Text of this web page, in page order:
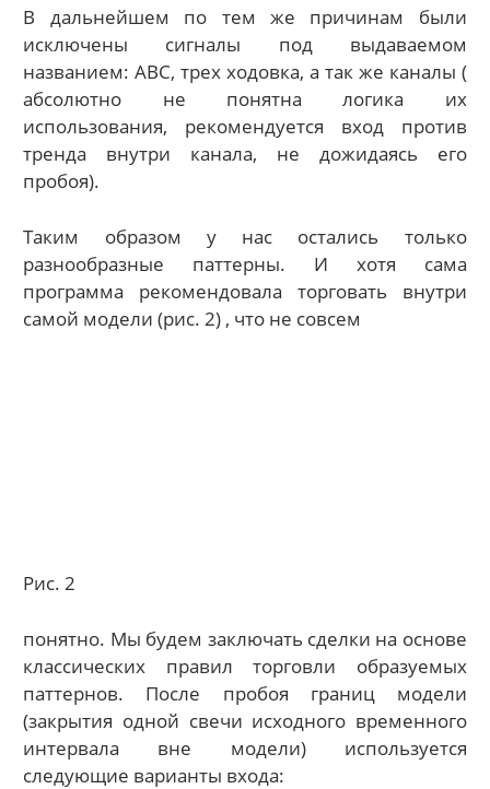
В дальнейшем по тем же причинам были
исключены сигналы под выдаваемом
названием: АВС, трех ходовка, а так же каналы (
абсолютно не понятна логика их
использования, рекомендуется вход против
тренда внутри канала, не дожидаясь его
пробоя).
Таким образом у нас остались только
разнообразные паттерны. И хотя сама
программа рекомендовала торговать внутри
самой модели (рис. 2) , что не совсем
Рис. 2
понятно. Мы будем заключать сделки на основе
классических правил торговли образуемых
паттернов. После пробоя границ модели
(закрытия одной свечи исходного временного
интервала вне модели) используется
следующие варианты входа: